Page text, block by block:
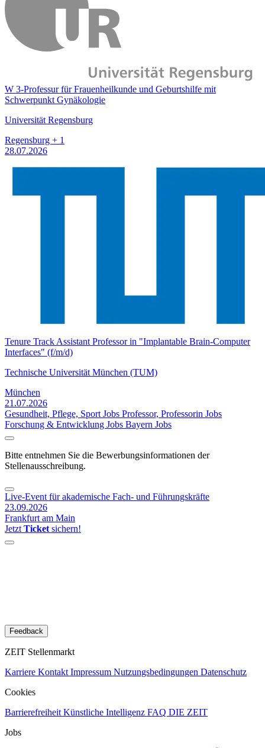
W 3-Professur für Frauenheilkunde und Geburtshilfe mit
Schwerpunkt Gynäkologie
Universität Regensburg
Regensburg + 1
28.07.2026
Tenure Track Assistant Professor in "Implantable Brain-Computer
Interfaces" (f/m/d)
Technische Universität München (TUM)
München
21.07.2026
Gesundheit, Pflege, Sport Jobs Professor, Professorin Jobs
Forschung & Entwicklung Jobs Bayern Jobs
Bitte entnehmen Sie die Bewerbungsinformationen der
Stellenausschreibung.
Live-Event für akademische Fach- und Führungskräfte
23.09.2026
Frankfurt am Main
Jetzt Ticket sichern!
Feedback
ZEIT Stellenmarkt
Karriere Kontakt Impressum Nutzungsbedingungen Datenschutz
Cookies
Barrierefreiheit Künstliche Intelligenz FAQ DIE ZEIT
Jobs